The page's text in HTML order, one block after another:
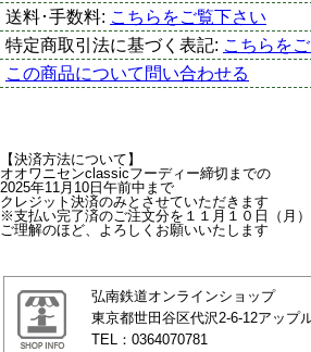
送料･手数料: こちらをご覧下さい
特定商取引法に基づく表記: こちらを
この商品について問い合わせる
【決済方法について】
オオワニセンclassicフーディー締切までの
2025年11月10日午前中まで
クレジット決済のみとさせていただきます
※支払い完了済のご注文分を１１月１０日（月
ご理解のほど、よろしくお願いいたします
弘南鉄道オンラインショップ
東京都世田谷区代沢2-6-12アップ
TEL：0364070781